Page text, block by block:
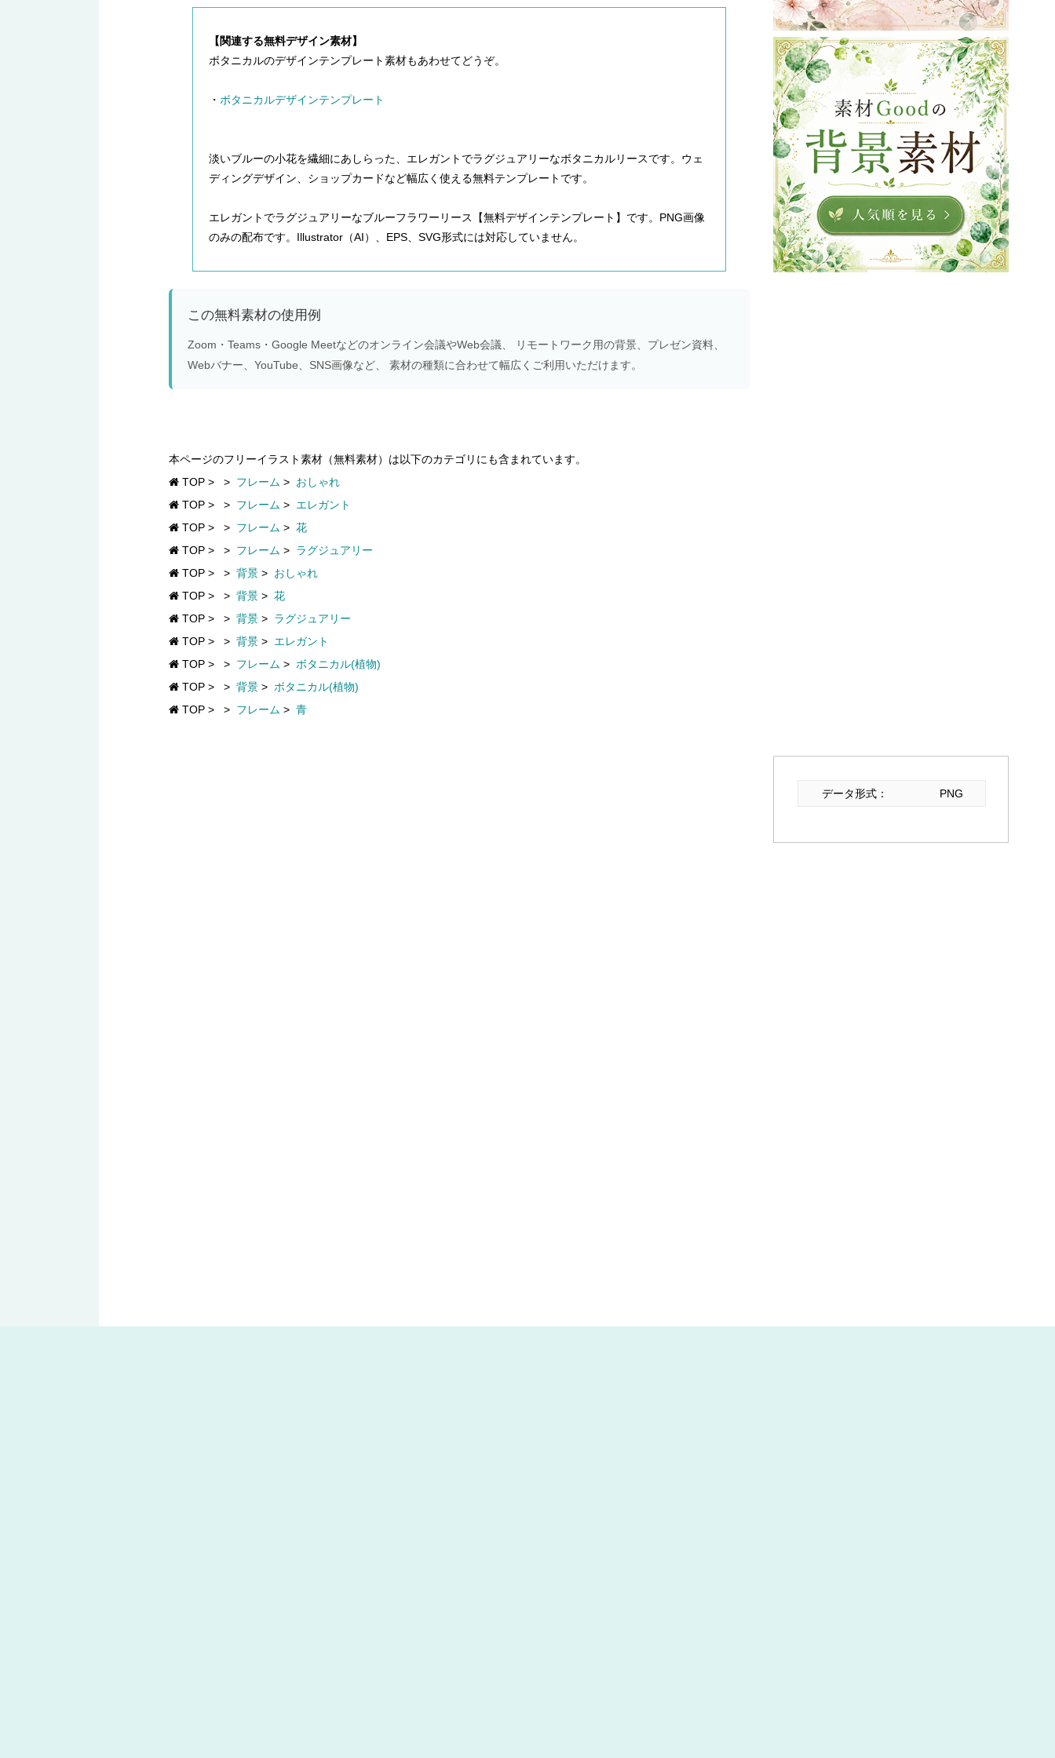
【関連する無料デザイン素材】
ボタニカルのデザインテンプレート素材もあわせてどうぞ。
・ ボタニカルデザインテンプレート
淡いブルーの小花を繊細にあしらった、エレガントでラグジュアリーなボタニカルリースです。ウェ
ディングデザイン、ショップカードなど幅広く使える無料テンプレートです。
エレガントでラグジュアリーなブルーフラワーリース【無料デザインテンプレート】です。PNG画像
のみの配布です。Illustrator（AI）、EPS、SVG形式には対応していません。
この無料素材の使用例
Zoom・Teams・Google Meetなどのオンライン会議やWeb会議、 リモートワーク用の背景、プレゼン資料、
Webバナー、YouTube、SNS画像など、 素材の種類に合わせて幅広くご利用いただけます。
本ページのフリーイラスト素材（無料素材）は以下のカテゴリにも含まれています。
TOP > > フレーム > おしゃれ
TOP > > フレーム > エレガント
TOP > > フレーム > 花
TOP > > フレーム > ラグジュアリー
TOP > > 背景 > おしゃれ
TOP > > 背景 > 花
TOP > > 背景 > ラグジュアリー
TOP > > 背景 > エレガント
TOP > > フレーム > ボタニカル(植物)
TOP > > 背景 > ボタニカル(植物)
TOP > > フレーム > 青
データ形式： PNG